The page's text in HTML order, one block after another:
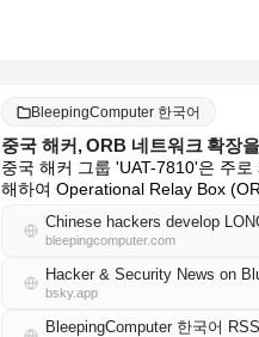
BleepingComputer 한국어
중국 해커, ORB 네트워크 확장
중국 해커 그룹 'UAT-7810'은 주
해하여 Operational Relay Box
Chinese hackers develop
bleepingcomputer.com
Hacker & Security News on
bsky.app
BleepingComputer 한국어 RSS